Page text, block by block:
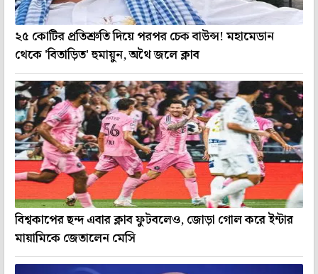
২৫ কোটির প্রতিশ্রুতি দিয়ে পরপর চেক বাউন্স! মহামেডান
থেকে 'বিতাড়িত' হুমায়ুন, অথৈ জলে ক্লাব
বিশ্বকাপের ছন্দ এবার ক্লাব ফুটবলেও, জোড়া গোল করে ইন্টার
মায়ামিকে জেতালেন মেসি